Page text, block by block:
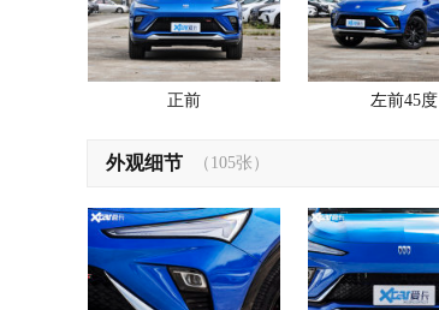
正前 左前45度
外观细节 （105张）